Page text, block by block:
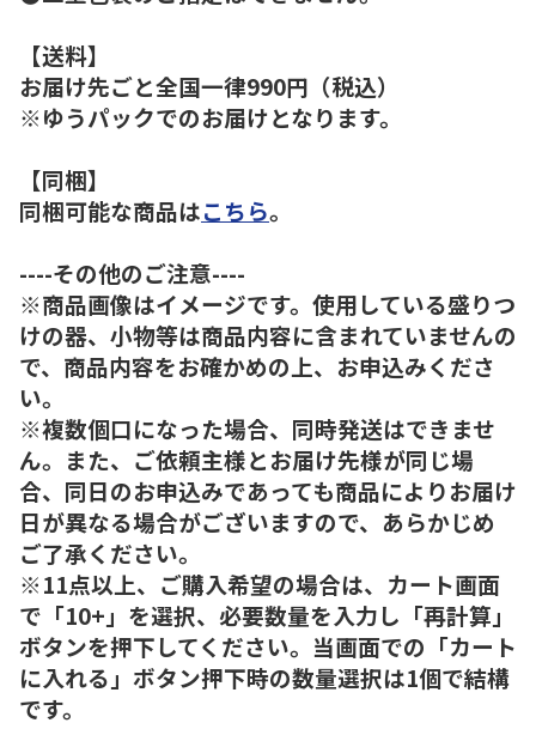
【送料】
お届け先ごと全国一律990円（税込）
※ゆうパックでのお届けとなります。
【同梱】
同梱可能な商品はこちら。
----その他のご注意----
※商品画像はイメージです。使用している盛りつ
けの器、小物等は商品内容に含まれていませんの
で、商品内容をお確かめの上、お申込みくださ
い。
※複数個口になった場合、同時発送はできませ
ん。また、ご依頼主様とお届け先様が同じ場
合、同日のお申込みであっても商品によりお届け
日が異なる場合がございますので、あらかじめ
ご了承ください。
※11点以上、ご購入希望の場合は、カート画面
で「10+」を選択、必要数量を入力し「再計算」
ボタンを押下してください。当画面での「カート
に入れる」ボタン押下時の数量選択は1個で結構
です。